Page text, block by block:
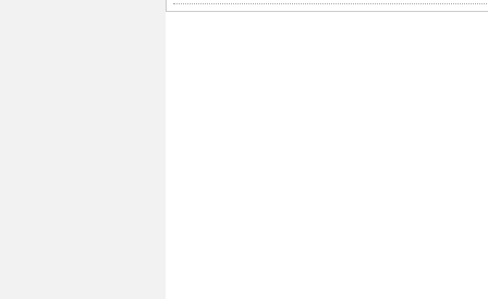
10WDFN